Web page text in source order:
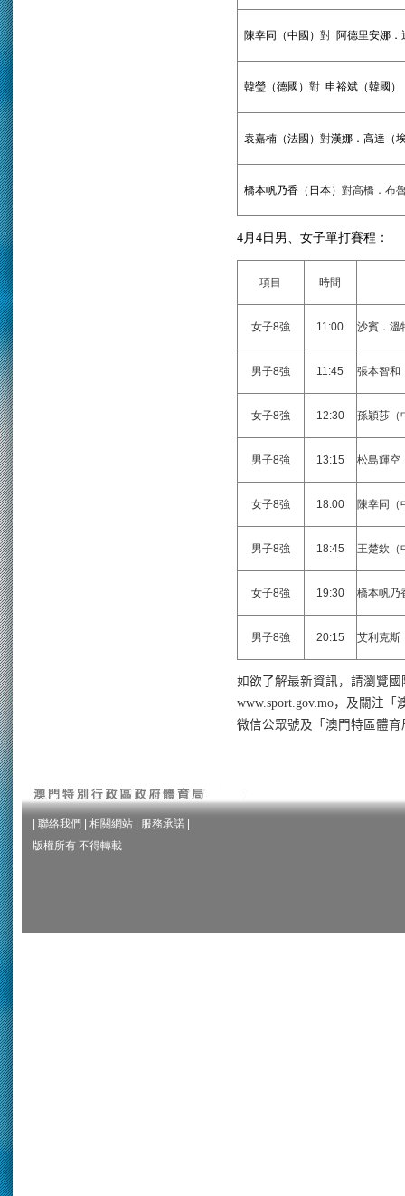
陳幸同（中國） 對 阿德里安娜
韓瑩（德國） 對 申裕斌（韓國）
袁嘉楠（法國） 對漢娜．高達（
橋本帆乃香（日本） 對高橋．布
4月 4 日男、女子單打賽程：
項目 時間
女子8強 11:00 沙賓．溫
男子8強 11:45 張本智和
女子8強 12:30 孫穎莎（
男子8強 13:15 松島輝空
女子8強 18:00 陳幸同（
男子8強 18:45 王楚欽（
女子8強 19:30 橋本帆乃
男子8強 20:15 艾利克斯
如欲了解最新資訊，請瀏覽
www.sport.gov.mo，及關注「
微信公眾號及「澳門特區體
聯絡我們 相關網站 服務承諾
版權所有 不得轉載